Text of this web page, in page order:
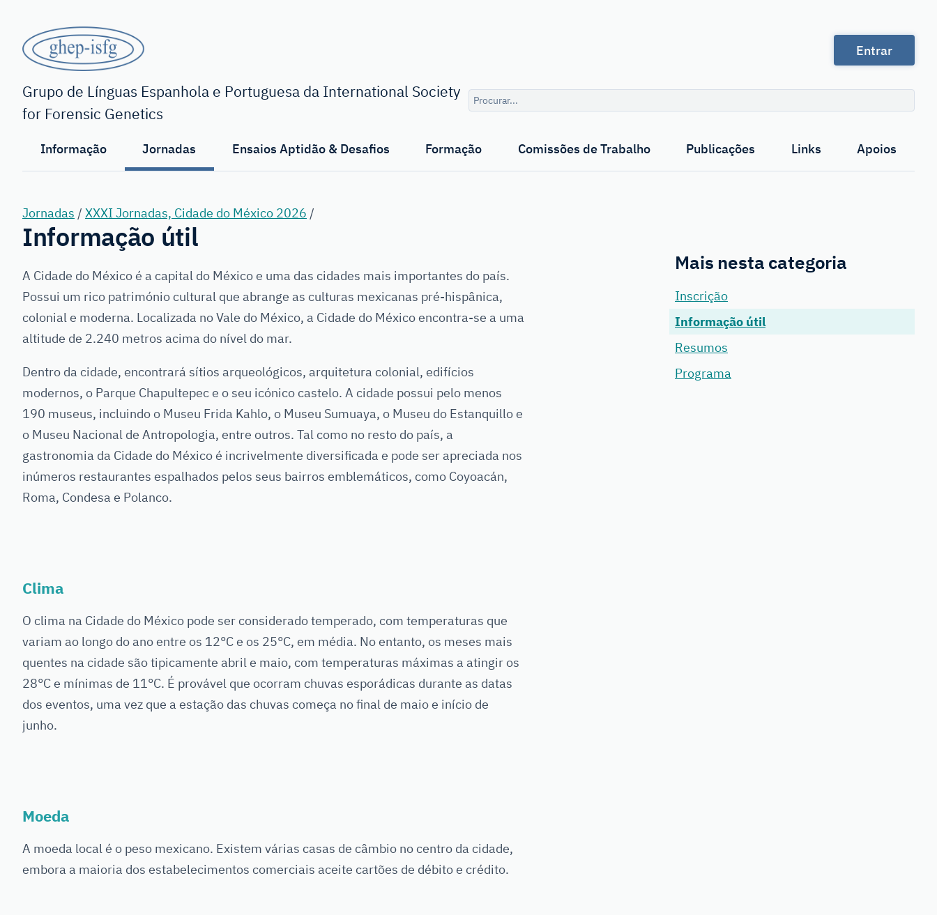
conteúdo
principalGHEP
-
ISFG
Grupo de Línguas Espanhola e Portuguesa da International Society
for Forensic Genetics
Entrar
Consulta
de
Informação
Jornadas Ensaios Aptidão & Desafios Formação Comissões de Trabalho Publicações Links Apoios
Jornadas / XXXI Jornadas, Cidade do México 2026 /
Informação útil
A Cidade do México é a capital do México e uma das cidades mais importantes do país.
Possui um rico património cultural que abrange as culturas mexicanas pré-hispânica,
colonial e moderna. Localizada no Vale do México, a Cidade do México encontra-se a uma
altitude de 2.240 metros acima do nível do mar.
Dentro da cidade, encontrará sítios arqueológicos, arquitetura colonial, edifícios
modernos, o Parque Chapultepec e o seu icónico castelo. A cidade possui pelo menos
190 museus, incluindo o Museu Frida Kahlo, o Museu Sumuaya, o Museu do Estanquillo e
o Museu Nacional de Antropologia, entre outros. Tal como no resto do país, a
gastronomia da Cidade do México é incrivelmente diversificada e pode ser apreciada nos
inúmeros restaurantes espalhados pelos seus bairros emblemáticos, como Coyoacán,
Roma, Condesa e Polanco.
Clima
O clima na Cidade do México pode ser considerado temperado, com temperaturas que
variam ao longo do ano entre os 12°C e os 25°C, em média. No entanto, os meses mais
quentes na cidade são tipicamente abril e maio, com temperaturas máximas a atingir os
28°C e mínimas de 11°C. É provável que ocorram chuvas esporádicas durante as datas
dos eventos, uma vez que a estação das chuvas começa no final de maio e início de
junho.
Moeda
A moeda local é o peso mexicano. Existem várias casas de câmbio no centro da cidade,
embora a maioria dos estabelecimentos comerciais aceite cartões de débito e crédito.
Mais nesta categoria
Inscrição
Informação útil
Resumos
Programa